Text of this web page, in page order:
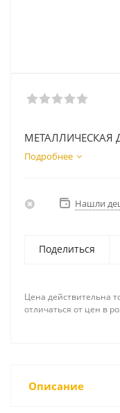
МЕТАЛЛИЧЕСКАЯ
Подробнее
Нашли
Поделиться
Цена действительна
отличаться от цен в
Описание